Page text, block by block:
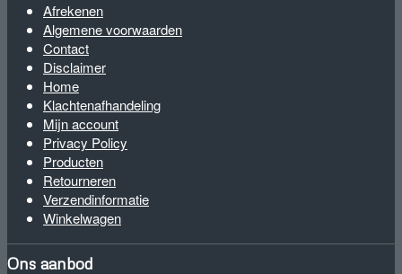
Afrekenen
Algemene voorwaarden
Contact
Disclaimer
Home
Klachtenafhandeling
Mijn account
Privacy Policy
Producten
Retourneren
Verzendinformatie
Winkelwagen
Ons aanbod